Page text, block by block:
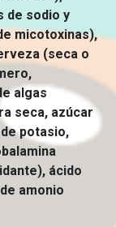
de sodio y
micotoxinas),
(seca o
algas
seca, azúcar
potasio,
ácido
amonio